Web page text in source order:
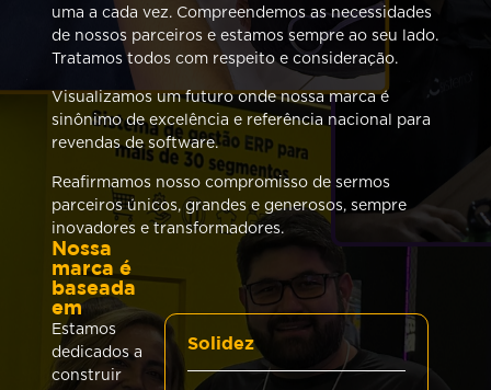
uma a cada vez. Compreendemos as necessidades
de nossos parceiros e estamos sempre ao seu lado.
Tratamos todos com respeito e consideração.
Visualizamos um futuro onde nossa marca é
sinônimo de excelência e referência nacional para
revendas de software.
Reafirmamos nosso compromisso de sermos
parceiros únicos, grandes e generosos, sempre
inovadores e transformadores.
Nossa
marca é
baseada
em
Estamos
dedicados a
construir
Solidez